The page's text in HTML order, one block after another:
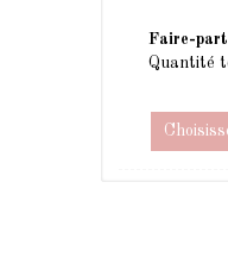
Faire-
Quantité